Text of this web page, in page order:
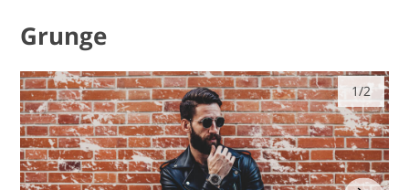
Grunge
1/2